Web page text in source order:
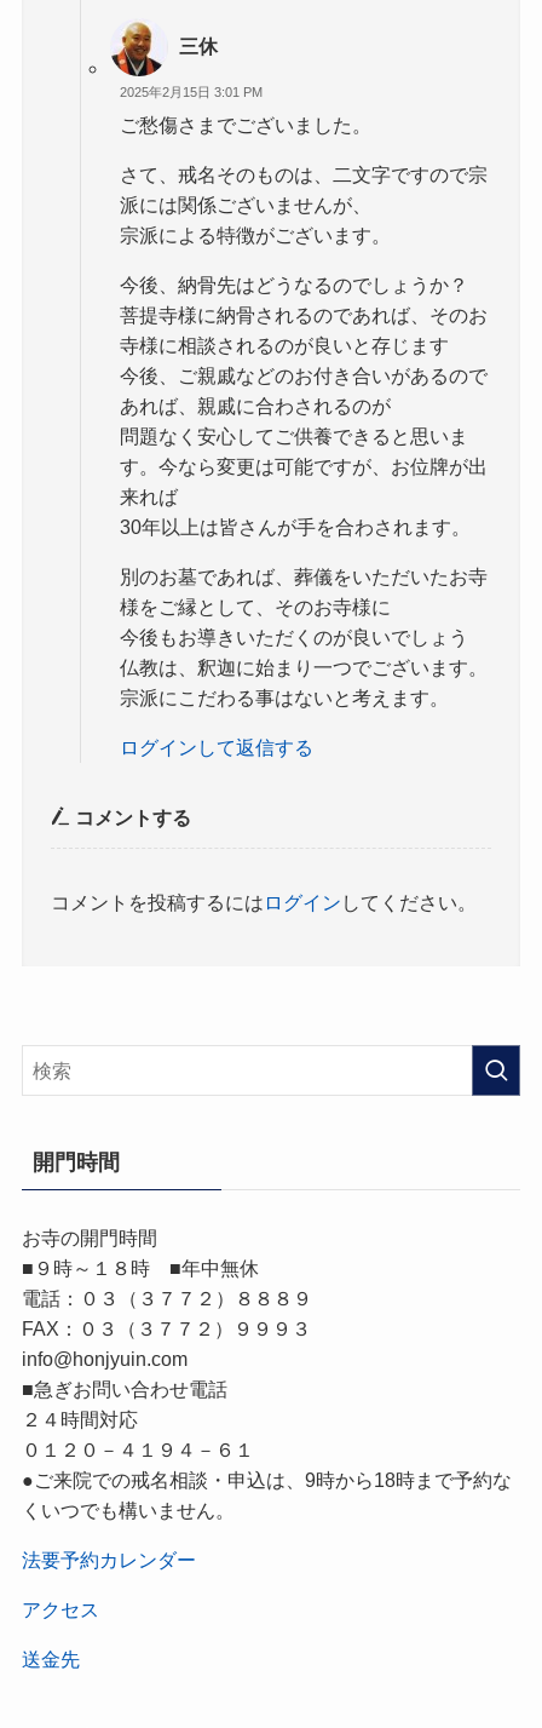
三休
2025年2月15日 3:01 PM
ご愁傷さまでございました。
さて、戒名そのものは、二文字ですので宗
派には関係ございませんが、
宗派による特徴がございます。
今後、納骨先はどうなるのでしょうか？
菩提寺様に納骨されるのであれば、そのお
寺様に相談されるのが良いと存じます
今後、ご親戚などのお付き合いがあるので
あれば、親戚に合わされるのが
問題なく安心してご供養できると思いま
す。今なら変更は可能ですが、お位牌が出
来れば
30年以上は皆さんが手を合わされます。
別のお墓であれば、葬儀をいただいたお寺
様をご縁として、そのお寺様に
今後もお導きいただくのが良いでしょう
仏教は、釈迦に始まり一つでございます。
宗派にこだわる事はないと考えます。
ログインして返信する
コメントする
コメントを投稿するには ログイン してください。
開門時間
お寺の開門時間
■９時～１８時 ■年中無休
電話：０３（３７７２）８８８９
FAX：０３（３７７２）９９９３
info@honjyuin.com
■急ぎお問い合わせ電話
２４時間対応
０１２０－４１９４－６１
●ご来院での戒名相談・申込は、9時から18時まで予約な
くいつでも構いません。
法要予約カレンダー
アクセス
送金先